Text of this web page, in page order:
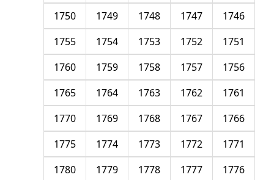
1746
1747
1748
1749
1750
1751
1752
1753
1754
1755
1756
1757
1758
1759
1760
1761
1762
1763
1764
1765
1766
1767
1768
1769
1770
1771
1772
1773
1774
1775
1776
1777
1778
1779
1780